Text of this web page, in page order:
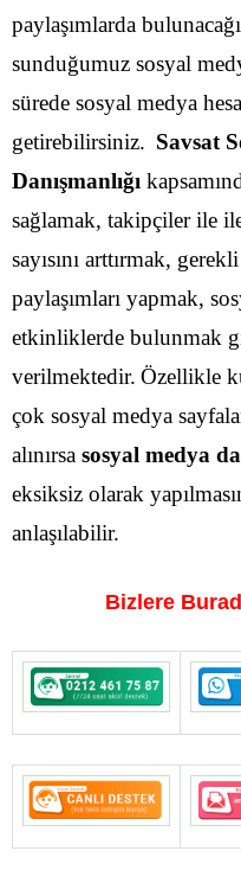
paylaşımlarda
sunduğumuz sosyal
sürede sosyal medya
getirebilirsiniz. Savsat
Danışmanlığı
sağlamak, takipçiler ile
sayısını arttırmak,
paylaşımları yapmak,
etkinliklerde bulunmak
verilmektedir. Özellikle
çok sosyal medya
alınırsa sosyal medya
eksiksiz olarak
anlaşılabilir.
Bizlere